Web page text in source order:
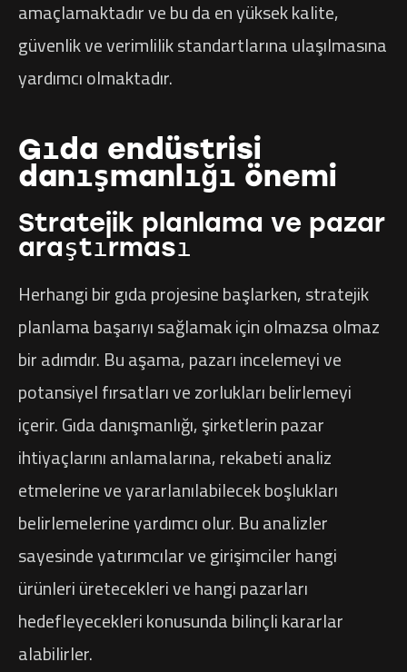
amaçlamaktadır ve bu da en yüksek kalite,
güvenlik ve verimlilik standartlarına ulaşılmasına
yardımcı olmaktadır.
Gıda endüstrisi
danışmanlığı önemi
Stratejik planlama ve pazar
araştırması
Herhangi bir gıda projesine başlarken, stratejik
planlama başarıyı sağlamak için olmazsa olmaz
bir adımdır. Bu aşama, pazarı incelemeyi ve
potansiyel fırsatları ve zorlukları belirlemeyi
içerir. Gıda danışmanlığı, şirketlerin pazar
ihtiyaçlarını anlamalarına, rekabeti analiz
etmelerine ve yararlanılabilecek boşlukları
belirlemelerine yardımcı olur. Bu analizler
sayesinde yatırımcılar ve girişimciler hangi
ürünleri üretecekleri ve hangi pazarları
hedefleyecekleri konusunda bilinçli kararlar
alabilirler.